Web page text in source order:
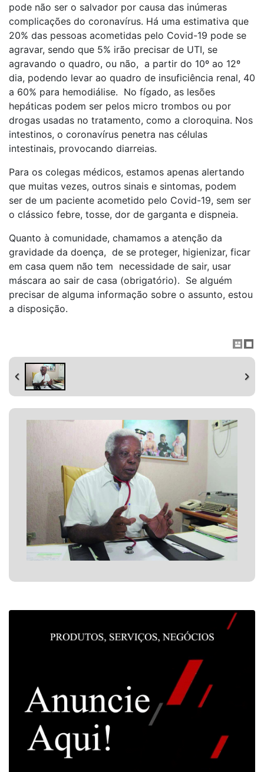
pode não ser o salvador por causa das inúmeras
complicações do coronavírus. Há uma estimativa que
20% das pessoas acometidas pelo Covid-19 pode se
agravar, sendo que 5% irão precisar de UTI, se
agravando o quadro, ou não, a partir do 10º ao 12º
dia, podendo levar ao quadro de insuficiência renal, 40
a 60% para hemodiálise. No fígado, as lesões
hepáticas podem ser pelos micro trombos ou por
drogas usadas no tratamento, como a cloroquina. Nos
intestinos, o coronavírus penetra nas células
intestinais, provocando diarreias.
Para os colegas médicos, estamos apenas alertando
que muitas vezes, outros sinais e sintomas, podem
ser de um paciente acometido pelo Covid-19, sem ser
o clássico febre, tosse, dor de garganta e dispneia.
Quanto à comunidade, chamamos a atenção da
gravidade da doença, de se proteger, higienizar, ficar
em casa quem não tem necessidade de sair, usar
máscara ao sair de casa (obrigatório). Se alguém
precisar de alguma informação sobre o assunto, estou
a disposição.